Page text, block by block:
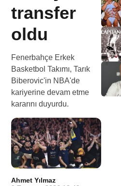
transfer
oldu
Fenerbahçe Erkek
Basketbol Takımı, Tarık
Biberovic'in NBA'de
kariyerine devam etme
kararını duyurdu.
Ahmet Yılmaz·